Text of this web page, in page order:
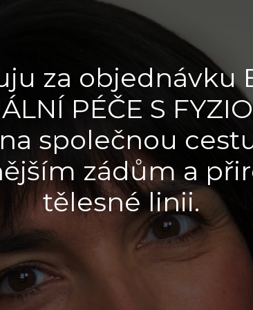
za objednávku
PÉČE S
společnou
zádům a
tělesné linii.